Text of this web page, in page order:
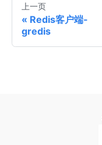
上一页
Redis客户端-
gredis